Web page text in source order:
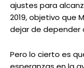
ajustes para
2019, objetivo que
dejar de depender
Pero lo cierto es